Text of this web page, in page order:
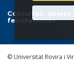
Consultas,
felicitaciones
© Universitat Rovira i